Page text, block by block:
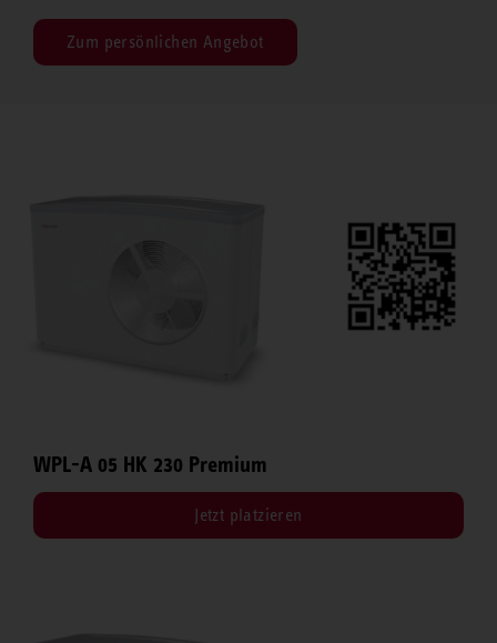
Zum persönlichen Angebot
WPL-A 05 HK 230 Premium
Jetzt platzieren